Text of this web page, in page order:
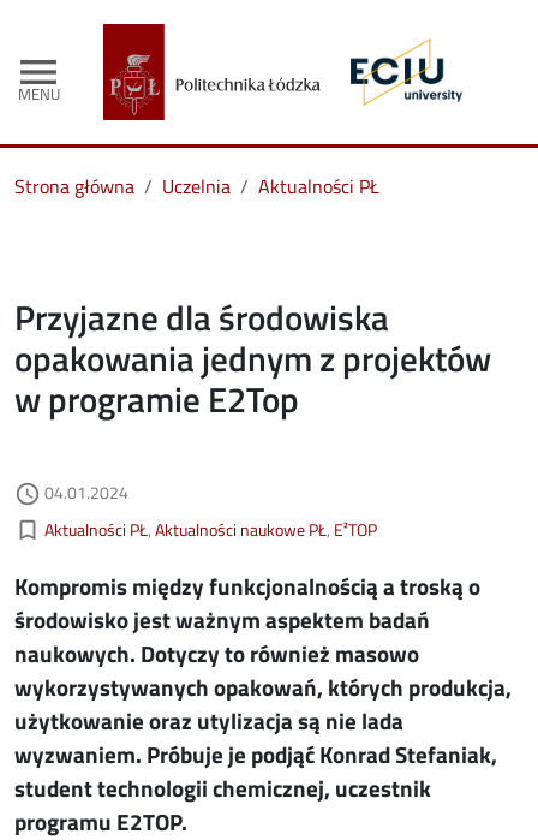
menu
MENU
Strona główna Uczelnia Aktualności PŁ
Przyjazne dla środowiska
opakowania jednym z projektów
w programie E2Top
access_time Data dodania
04.01.2024
bookmark_border Kategorie aktualności
Aktualności PŁ Aktualności naukowe PŁ E²TOP
Kompromis między funkcjonalnością a troską o
środowisko jest ważnym aspektem badań
naukowych. Dotyczy to również masowo
wykorzystywanych opakowań, których produkcja,
użytkowanie oraz utylizacja są nie lada
wyzwaniem. Próbuje je podjąć Konrad Stefaniak,
student technologii chemicznej, uczestnik
programu E2TOP.